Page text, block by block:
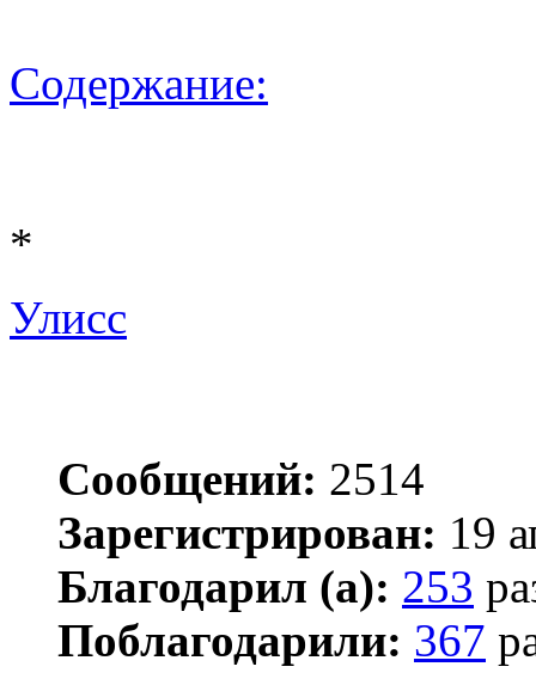
Содержание:
*
Улисс
Сообщений: 2514
Зарегистрирован: 19
Благодарил (а): 253
Поблагодарили: 367